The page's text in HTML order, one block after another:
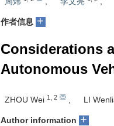
作者信息 +
Considerations
Autonomous
ZHOU Wei 1 2 LI
Author information +